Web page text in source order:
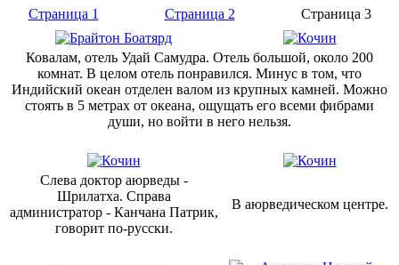
Страница 1 Страница 2 Страница 3
Ковалам, отель Удай Самудра. Отель большой, около 200
комнат. В целом отель понравился. Минус в том, что
Индийский океан отделен валом из крупных камней. Можно
стоять в 5 метрах от океана, ощущать его всеми фибрами
души, но войти в него нельзя.
Слева доктор аюрведы -
Шрилатха. Справа
администратор - Канчана Патрик,
говорит по-русски.
В аюрведическом центре.